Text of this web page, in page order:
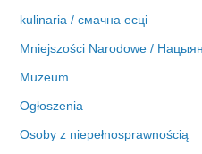
kulinaria / смачна есці
Mniejszości Narodowe /
Muzeum
Ogłoszenia
Osoby z niepełnosprawnością